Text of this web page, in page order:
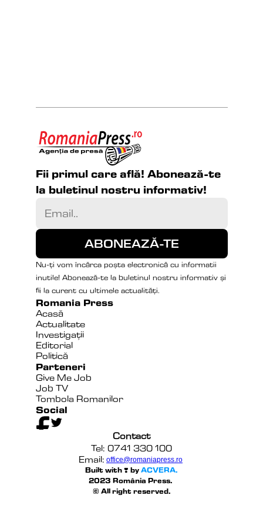
Fii primul care află! Abonează-te
la buletinul nostru informativ!
Nu-ți vom încărca poșta electronică cu informatii
inutile! Abonează-te la buletinul nostru informativ și
fii la curent cu ultimele actualități.
Romania Press
Acasă
Actualitate
Investigații
Editorial
Politică
Parteneri
Give Me Job
Job TV
Tombola Romanilor
Social
2023 România Press.
© All right reserved.
Built with ❣️ by ACVERA.
Contact
Tel: 0741 330 100
Email: office@romaniapress.ro